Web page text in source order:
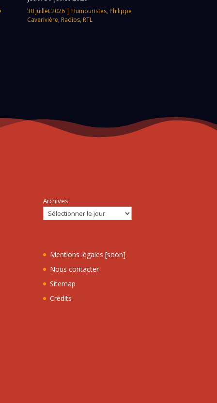
30 juillet 2026| Humouristes, Philippe
Caverivière, Radios, RTL
Archives
Mentions légales [soon]
Nous contacter
Sitemap
Crédits